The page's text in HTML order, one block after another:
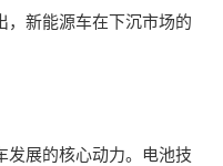
，新能源车在下沉市场的
发展的核心动力。电池技